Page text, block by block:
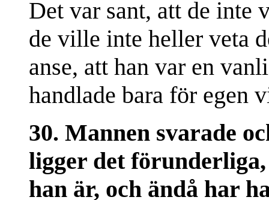
Det var sant, att de inte
de ville inte heller veta
anse, att han var en
handlade bara för egen
30. Mannen svarade
ligger det
han är, och ändå har